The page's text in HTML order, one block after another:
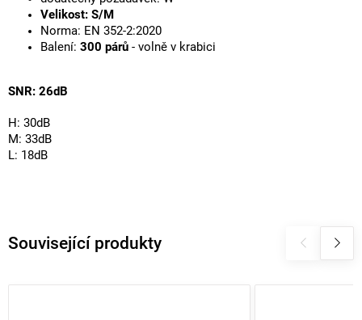
Související produkty
Velikost: S/M
Norma: EN 352-2:2020
Balení: 300 párů - volně v krabici
SNR: 26dB
H: 30dB
M: 33dB
L: 18dB